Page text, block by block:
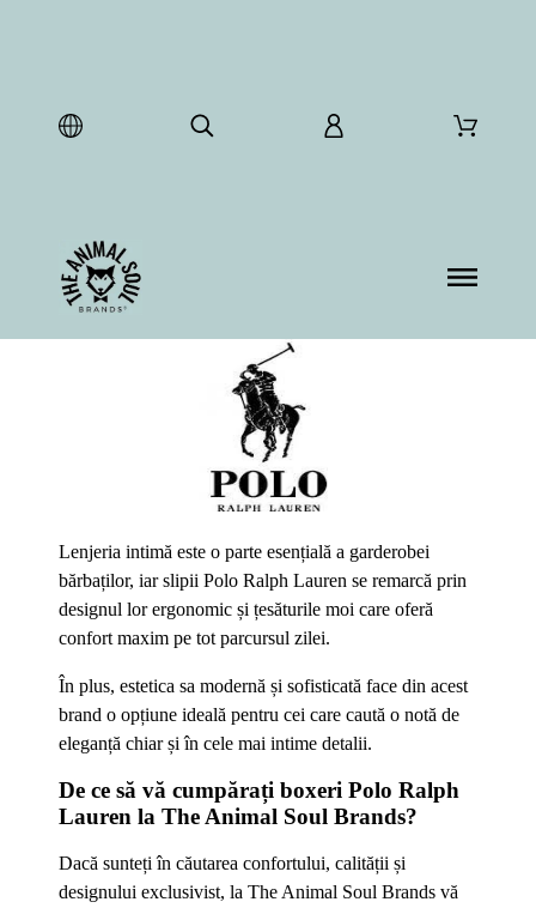
Lenjeria intimă este o parte esențială a garderobei
bărbaților, iar slipii Polo Ralph Lauren se remarcă prin
designul lor ergonomic și țesăturile moi care oferă
confort maxim pe tot parcursul zilei.
În plus, estetica sa modernă și sofisticată face din acest
brand o opțiune ideală pentru cei care caută o notă de
eleganță chiar și în cele mai intime detalii.
De ce să vă cumpărați boxeri Polo Ralph
Lauren la The Animal Soul Brands?
Dacă sunteți în căutarea confortului, calității și
designului exclusivist, la The Animal Soul Brands vă